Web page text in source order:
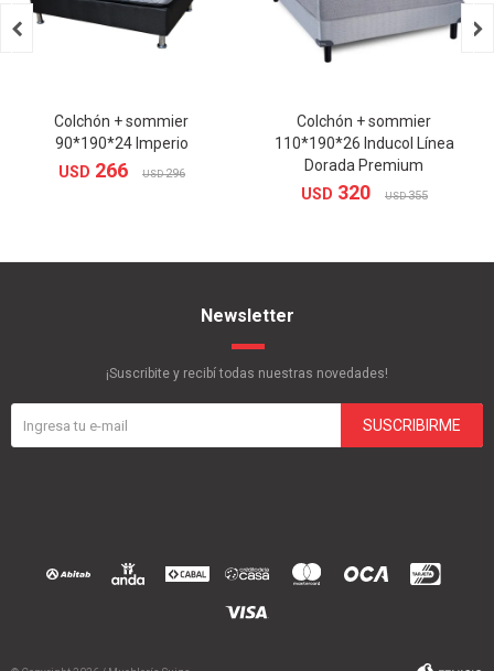
Colchón + sommier
90*190*24 Imperio
USD 266 USD 296
Colchón + sommier
110*190*26 Inducol Línea
Dorada Premium
USD 320 USD 355
 
Newsletter
¡Suscribite y recibí todas nuestras novedades!
SUSCRIBIRME